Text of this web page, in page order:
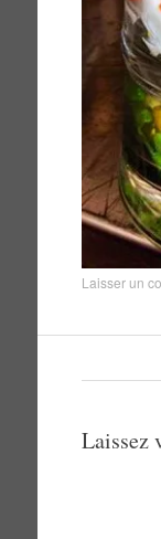
Laisser un
Laissez